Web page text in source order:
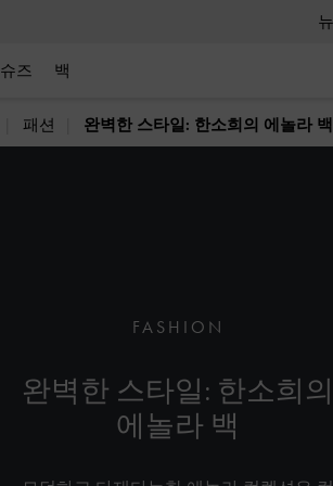
슈즈 백
패션 완벽한 스타일: 한소희의 에놀라 백
FASHION
완벽한 스타일: 한소희의
에놀라 백